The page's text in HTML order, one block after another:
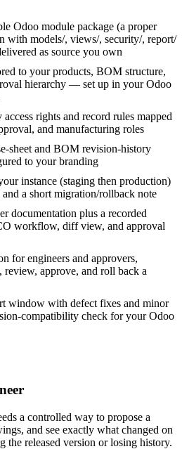
Odoo module package (a proper
with models/, views/, security/, report/
as source you own
to your products, BOM structure,
hierarchy — set up in your Odoo
access rights and record rules mapped
and manufacturing roles
sheet and BOM revision-history
to your branding
instance (staging then production)
and a short migration/rollback note
documentation plus a recorded
workflow, diff view, and approval
for engineers and approvers,
approve, and roll back a
window with defect fixes and minor
compatibility check for your Odoo
a controlled way to propose a
and see exactly what changed on
released version or losing history.